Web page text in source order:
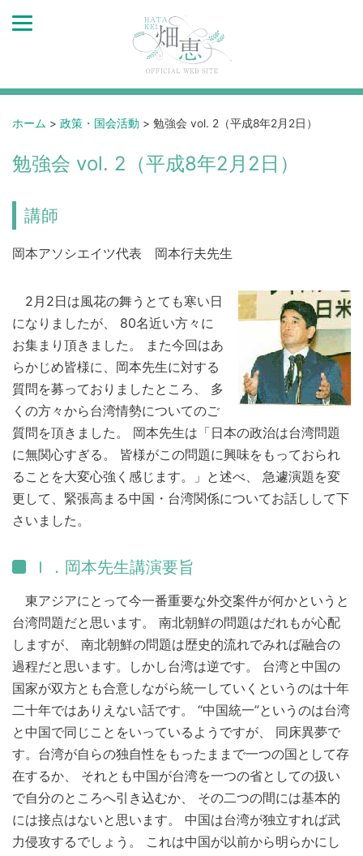
ホーム > 政策・国会活動 > 勉強会 vol. 2（平成8年2月2日）
勉強会 vol. 2（平成8年2月2日）
講師
岡本アソシエイツ代表 岡本行夫先生
2月2日は風花の舞うとても寒い日
になりましたが、 80名近い方々に
お集まり頂きました。 また今回はあ
らかじめ皆様に、岡本先生に対する
質問を募っておりましたところ、 多
くの方々から台湾情勢についてのご
質問を頂きました。 岡本先生は「日本の政治は台湾問題
に無関心すぎる。 皆様がこの問題に興味をもっておられ
ることを大変心強く感じます。」と述べ、 急遽演題を変
更して、緊張高まる中国・台湾関係についてお話しして下
さいました。
Ｉ．岡本先生講演要旨
東アジアにとって今一番重要な外交案件が何かというと
台湾問題だと思います。 南北朝鮮の問題はだれもが心配
しますが、 南北朝鮮の問題は歴史的流れでみれば融合の
過程だと思います。しかし台湾は逆です。 台湾と中国の
国家が双方とも合意しながら統一していくというのは十年
二十年ではありえない話です。 “中国統一”というのは台湾
と中国で同じことをいっているようですが、 同床異夢で
す。台湾が自らの独自性をもったままで一つの国として存
在するか、 それとも中国が台湾を一つの省としての扱い
で自分のところへ引き込むか、 その二つの間には基本的
には接点はないと思います。 中国は台湾が独立すれば武
力侵攻するでしょう。 これは中国が以前から明らかにし